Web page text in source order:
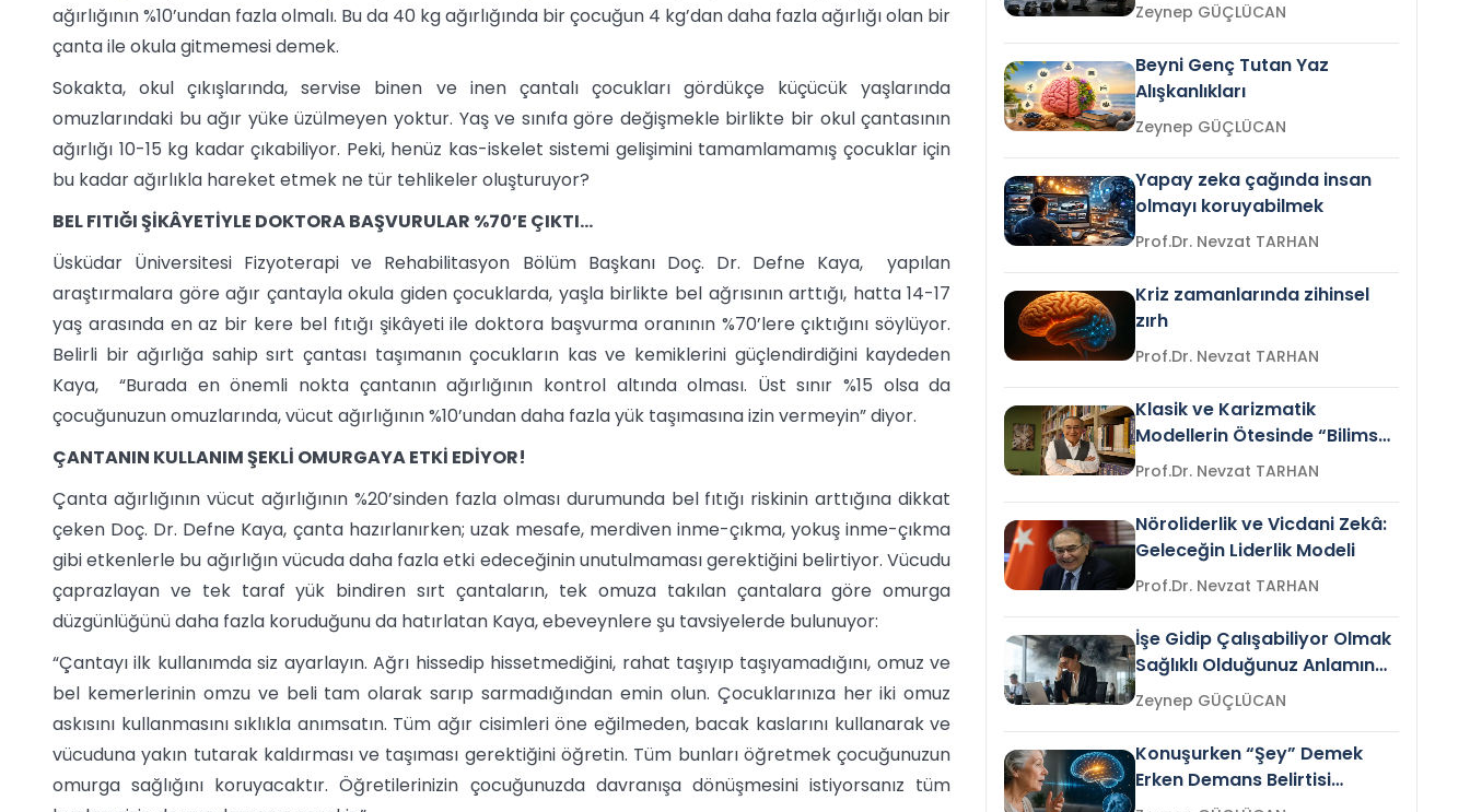
ağırlığının %10’undan fazla olmalı. Bu da 40 kg ağırlığında bir çocuğun 4 kg’dan daha fazla ağırlığı olan bir
çanta ile okula gitmemesi demek.
Sokakta, okul çıkışlarında, servise binen ve inen çantalı çocukları gördükçe küçücük yaşlarında
omuzlarındaki bu ağır yüke üzülmeyen yoktur. Yaş ve sınıfa göre değişmekle birlikte bir okul çantasının
ağırlığı 10-15 kg kadar çıkabiliyor. Peki, henüz kas-iskelet sistemi gelişimini tamamlamamış çocuklar için
bu kadar ağırlıkla hareket etmek ne tür tehlikeler oluşturuyor?
BEL FITIĞI ŞİKÂYETİYLE DOKTORA BAŞVURULAR %70’E ÇIKTI…
Üsküdar Üniversitesi Fizyoterapi ve Rehabilitasyon Bölüm Başkanı Doç. Dr. Defne Kaya, yapılan
araştırmalara göre ağır çantayla okula giden çocuklarda, yaşla birlikte bel ağrısının arttığı, hatta 14-17
yaş arasında en az bir kere bel fıtığı şikâyeti ile doktora başvurma oranının %70’lere çıktığını söylüyor.
Belirli bir ağırlığa sahip sırt çantası taşımanın çocukların kas ve kemiklerini güçlendirdiğini kaydeden
Kaya, “Burada en önemli nokta çantanın ağırlığının kontrol altında olması. Üst sınır %15 olsa da
çocuğunuzun omuzlarında, vücut ağırlığının %10’undan daha fazla yük taşımasına izin vermeyin” diyor.
ÇANTANIN KULLANIM ŞEKLİ OMURGAYA ETKİ EDİYOR!
Çanta ağırlığının vücut ağırlığının %20’sinden fazla olması durumunda bel fıtığı riskinin arttığına dikkat
çeken Doç. Dr. Defne Kaya, çanta hazırlanırken; uzak mesafe, merdiven inme-çıkma, yokuş inme-çıkma
gibi etkenlerle bu ağırlığın vücuda daha fazla etki edeceğinin unutulmaması gerektiğini belirtiyor. Vücudu
çaprazlayan ve tek taraf yük bindiren sırt çantaların, tek omuza takılan çantalara göre omurga
düzgünlüğünü daha fazla koruduğunu da hatırlatan Kaya, ebeveynlere şu tavsiyelerde bulunuyor:
“Çantayı ilk kullanımda siz ayarlayın. Ağrı hissedip hissetmediğini, rahat taşıyıp taşıyamadığını, omuz ve
bel kemerlerinin omzu ve beli tam olarak sarıp sarmadığından emin olun. Çocuklarınıza her iki omuz
askısını kullanmasını sıklıkla anımsatın. Tüm ağır cisimleri öne eğilmeden, bacak kaslarını kullanarak ve
vücuduna yakın tutarak kaldırması ve taşıması gerektiğini öğretin. Tüm bunları öğretmek çocuğunuzun
omurga sağlığını koruyacaktır. Öğretilerinizin çocuğunuzda davranışa dönüşmesini istiyorsanız tüm
Zeynep GÜÇLÜCAN
Beyni Genç Tutan Yaz
Alışkanlıkları
Zeynep GÜÇLÜCAN
Yapay zeka çağında insan
olmayı koruyabilmek
Prof.Dr. Nevzat TARHAN
Kriz zamanlarında zihinsel
zırh
Prof.Dr. Nevzat TARHAN
Klasik ve Karizmatik
Modellerin Ötesinde “Bilimsel
Liderlik”
Prof.Dr. Nevzat TARHAN
Nöroliderlik ve Vicdani Zekâ:
Geleceğin Liderlik Modeli
Prof.Dr. Nevzat TARHAN
İşe Gidip Çalışabiliyor Olmak
Sağlıklı Olduğunuz Anlamına
Gelir mi?Zeynep GÜÇLÜCAN
Konuşurken “Şey” Demek
Erken Demans Belirtisi
Olabilir mi?